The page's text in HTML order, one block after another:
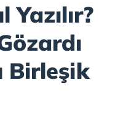
Yazılır?
Birleşik